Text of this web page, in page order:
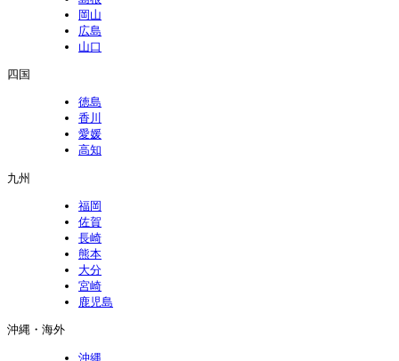
岡山
広島
山口
四国
徳島
香川
愛媛
高知
九州
福岡
佐賀
長崎
熊本
大分
宮崎
鹿児島
沖縄・海外
沖縄